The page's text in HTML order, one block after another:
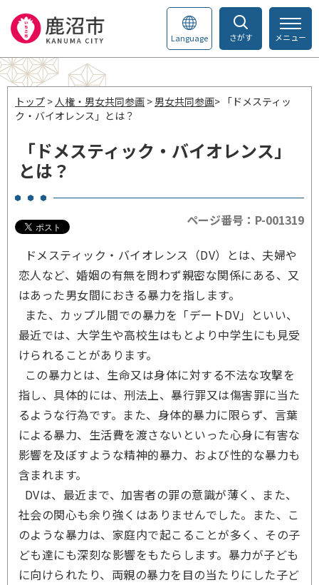
さがす
Language メニュー
トップ >人権・男女共同参画 >男女共同参画> 「ドメスティッ
ク・バイオレンス」とは？
「ドメスティック・バイオレンス」
とは？
ページ番号：P-001319
ドメスティック・バイオレンス（DV）とは、夫婦や
恋人など、婚姻の有無を問わず親密な関係にある、又
はあった男女間におきる暴力を指します。
また、カップル間での暴力を「デートDV」といい、
最近では、大学生や高校生はもとより中学生にも見受
けられることがあります。
この暴力とは、生命又は身体に対する不法な攻撃を
指し、具体的には、刑法上、暴行罪又は傷害罪に当た
るような行為です。また、身体的暴力に限らず、言葉
による暴力、生活費を渡さないといった心身に有害な
影響を及ぼすような精神的暴力、および性的な暴力も
含まれます。
DVは、最近まで、加害者の罪の意識が薄く、また、
社会の関心も余り強くはありませんでした。また、こ
のような暴力は、家庭内で起こることが多く、その子
ども達にも深刻な影響をもたらします。暴力が子ども
に向けられたり、両親の暴力を目の当たりにした子ど